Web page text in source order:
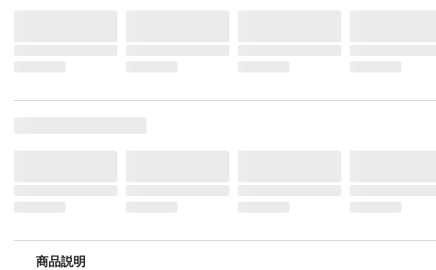
商品説明